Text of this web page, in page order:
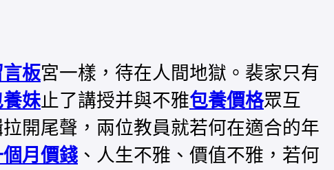
板宮一樣，待在人間地獄。裴家只有
妹止了講授并與不雅包養價格眾互
開尾聲，兩位教員就若何在適合的年
月價錢 、人生不雅、價值不雅，若何